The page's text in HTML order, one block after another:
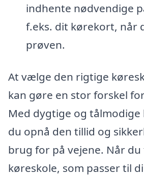
indhente nødvendige
f.eks. dit kørekort, når
prøven.
At vælge den rigtige
kan gøre en stor forskel
Med dygtige og
du opnå den tillid og
brug for på vejene. Når
køreskole, som passer til